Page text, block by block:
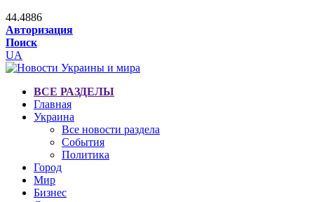
44.4886
Авторизация
Поиск
UA
ВСЕ РАЗДЕЛЫ
Главная
Украина
Все новости раздела
События
Политика
Город
Мир
Бизнес